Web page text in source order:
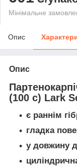
Мінімальне
Опис
Опис
(100 с) Lark
є раннім
гладка
у довжину